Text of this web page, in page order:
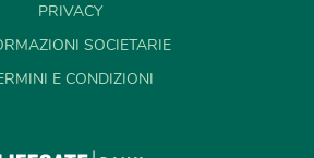
PRIVACY
SOCIETARIE
E CONDIZIONI